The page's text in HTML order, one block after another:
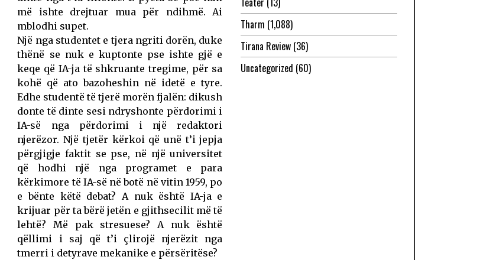
më ishte drejtuar mua për ndihmë. Ai
mblodhi supet.
Një nga studentet e tjera ngriti dorën, duke
thënë se nuk e kuptonte pse ishte gjë e
keqe që IA-ja të shkruante tregime, për sa
kohë që ato bazoheshin në idetë e tyre.
Edhe studentë të tjerë morën fjalën: dikush
donte të dinte sesi ndryshonte përdorimi i
IA-së nga përdorimi i një redaktori
njerëzor. Një tjetër kërkoi që unë t’i jepja
përgjigje faktit se pse, në një universitet
që hodhi një nga programet e para
kërkimore të IA-së në botë në vitin 1959, po
e bënte këtë debat? A nuk është IA-ja e
krijuar për ta bërë jetën e gjithsecilit më të
lehtë? Më pak stresuese? A nuk është
qëllimi i saj që t’i çlirojë njerëzit nga
tmerri i detyrave mekanike e përsëritëse?
Tharm (1,088)
Tirana Review(36)
Uncategorized (60)